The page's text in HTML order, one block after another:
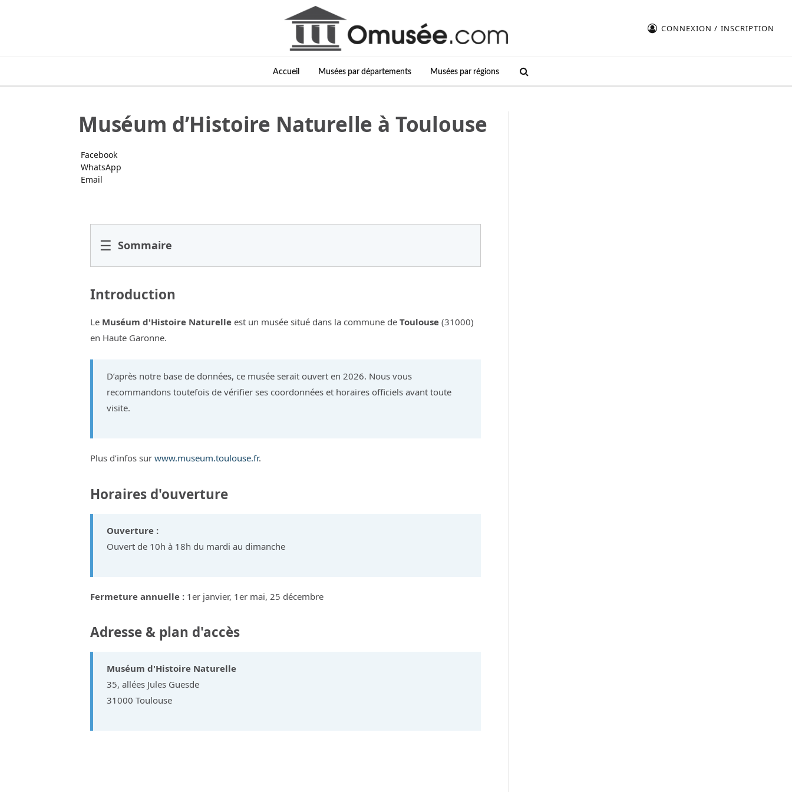
CONNEXION / INSCRIPTION
Accueil Musées par départements Musées par régions
Muséum d’Histoire Naturelle à Toulouse
Facebook
WhatsApp
Email
☰ Sommaire
Introduction
Le Muséum d'Histoire Naturelle est un musée situé dans la commune de Toulouse (31000)
en Haute Garonne.
D’après notre base de données, ce musée serait ouvert en 2026. Nous vous
recommandons toutefois de vérifier ses coordonnées et horaires officiels avant toute
visite.
Plus d’infos sur www.museum.toulouse.fr.
Horaires d'ouverture
Ouverture :
Ouvert de 10h à 18h du mardi au dimanche
Fermeture annuelle : 1er janvier, 1er mai, 25 décembre
Adresse & plan d'accès
Muséum d'Histoire Naturelle
35, allées Jules Guesde
31000 Toulouse